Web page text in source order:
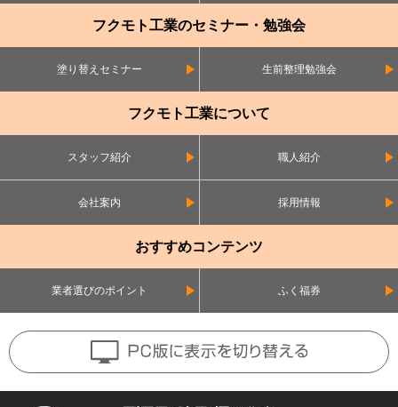
フクモト工業のセミナー・勉強会
塗り替えセミナー 生前整理勉強会
フクモト工業について
スタッフ紹介 職人紹介
会社案内 採用情報
おすすめコンテンツ
業者選びのポイント ふく福券